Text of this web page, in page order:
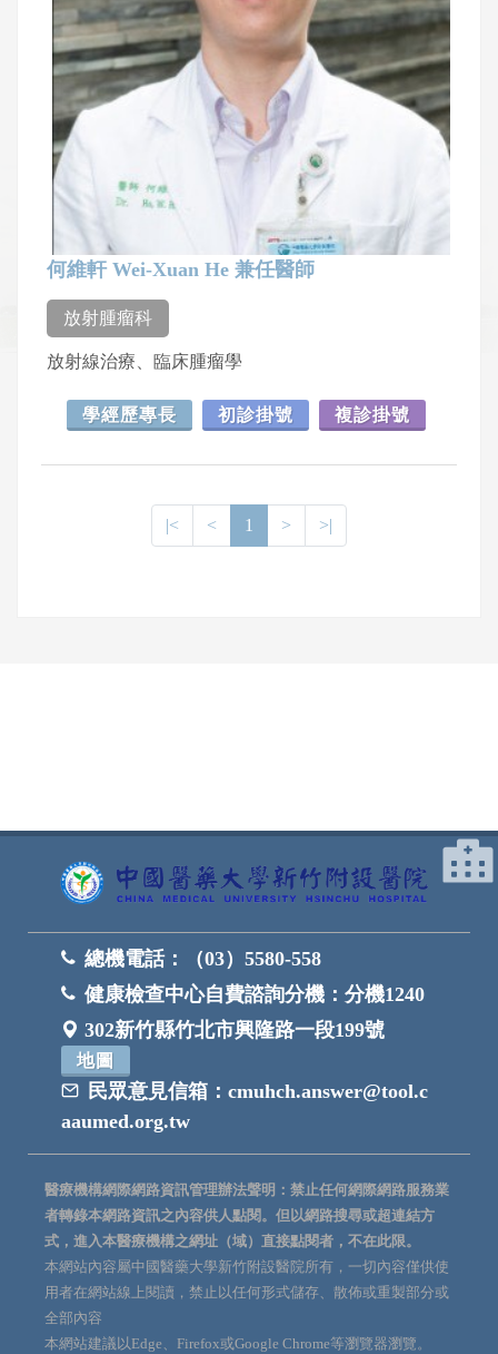
何維軒 Wei-Xuan He 兼任醫師
放射腫瘤科
放射線治療、臨床腫瘤學
學經歷專長 初診掛號 複診掛號
|< < 1 > >|
總機電話：
（03）5580-558
健康檢查中心自費諮詢分機： 分機1240
302新竹縣竹北市興隆路一段199號
地圖
民眾意見信箱： cmuhch.answer@tool.c
aaumed.org.tw
醫療機構網際網路資訊管理辦法聲明：禁止任何網際網路服務業
者轉錄本網路資訊之內容供人點閱。但以網路搜尋或超連結方
式，進入本醫療機構之網址（域）直接點閱者，不在此限。
本網站內容屬中國醫藥大學新竹附設醫院所有，一切內容僅供使
用者在網站線上閱讀，禁止以任何形式儲存、散佈或重製部分或
全部內容
本網站建議以Edge、Firefox或Google Chrome等瀏覽器瀏覽。